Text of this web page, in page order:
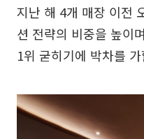
지난 해 4개 매장 이전
션 전략의 비중을 높이
1위 굳히기에 박차를